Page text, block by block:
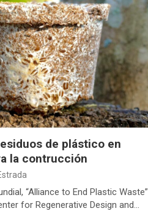
de plástico en
la contrucción
“Alliance to End Plastic Waste”
for Regenerative Design and…